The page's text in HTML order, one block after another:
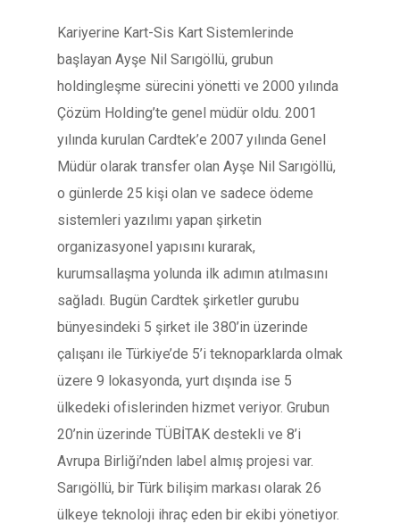
Kariyerine Kart-Sis Kart Sistemlerinde
başlayan Ayşe Nil Sarıgöllü, grubun
holdingleşme sürecini yönetti ve 2000 yılında
Çözüm Holding’te genel müdür oldu. 2001
yılında kurulan Cardtek’e 2007 yılında Genel
Müdür olarak transfer olan Ayşe Nil Sarıgöllü,
o günlerde 25 kişi olan ve sadece ödeme
sistemleri yazılımı yapan şirketin
organizasyonel yapısını kurarak,
kurumsallaşma yolunda ilk adımın atılmasını
sağladı. Bugün Cardtek şirketler gurubu
bünyesindeki 5 şirket ile 380’in üzerinde
çalışanı ile Türkiye’de 5’i teknoparklarda olmak
üzere 9 lokasyonda, yurt dışında ise 5
ülkedeki ofislerinden hizmet veriyor. Grubun
20’nin üzerinde TÜBİTAK destekli ve 8’i
Avrupa Birliği’nden label almış projesi var.
Sarıgöllü, bir Türk bilişim markası olarak 26
ülkeye teknoloji ihraç eden bir ekibi yönetiyor.